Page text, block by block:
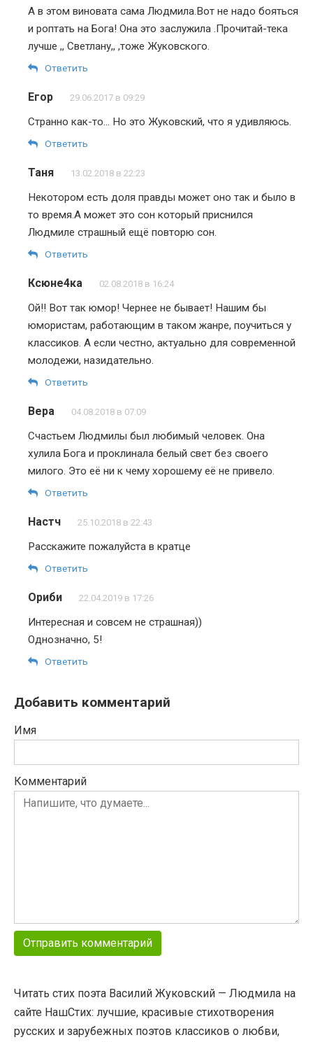
А в этом виновата сама Людмила.Вот не надо бояться
и роптать на Бога! Она это заслужила .Прочитай-тека
лучше ,, Светлану,, ,тоже Жуковского.
Ответить
Егор 29.06.2017 в 09:29
Странно как-то… Но это Жуковский, что я удивляюсь.
Ответить
Таня 13.02.2018 в 22:23
Некотором есть доля правды может оно так и было в
то время.А может это сон который приснился
Людмиле страшный ещё повторю сон.
Ответить
Ксюне4ка 02.08.2018 в 16:24
Ой!! Вот так юмор! Чернее не бывает! Нашим бы
юмористам, работающим в таком жанре, поучиться у
классиков. А если честно, актуально для современной
молодежи, назидательно.
Ответить
Вера 04.08.2018 в 07:09
Счастьем Людмилы был любимый человек. Она
хулила Бога и проклинала белый свет без своего
милого. Это её ни к чему хорошему её не привело.
Ответить
Настч 25.10.2018 в 22:43
Расскажите пожалуйста в кратце
Ответить
Ориби 22.04.2019 в 17:26
Интересная и совсем не страшная))
Однозначно, 5!
Ответить
Добавить комментарий
Имя
Комментарий
Читать стих поэта Василий Жуковский — Людмила на
сайте НашСтих: лучшие, красивые стихотворения
русских и зарубежных поэтов классиков о любви,